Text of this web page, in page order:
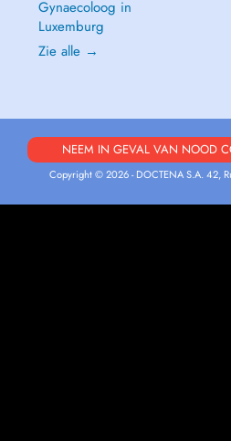
Gynaecoloog in
Luxemburg
Zie alle →
NEEM IN GEVAL VAN NOOD
Copyright © 2026 - DOCTENA S.A. 42,